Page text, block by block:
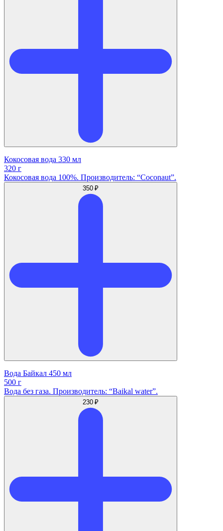
Кокосовая вода 330 мл
320 г
Кокосовая вода 100%. Производитель: “Coconaut”.
350 ₽
Вода Байкал 450 мл
500 г
Вода без газа. Производитель: “Baikal water”.
230 ₽